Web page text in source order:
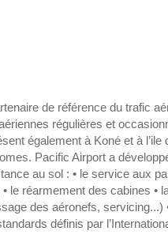
de référence du trafic
régulières et
également à Koné et à
Pacific Airport a
au sol : • le service aux
le réarmement des cabines •
des aéronefs, servicing...)
définis par